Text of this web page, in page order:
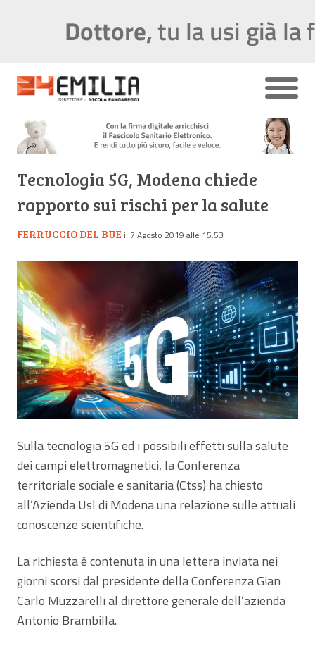
Tecnologia 5G, Modena chiede
rapporto sui rischi per la salute
FERRUCCIO DEL BUE il 7 Agosto 2019 alle 15:53
Sulla tecnologia 5G ed i possibili effetti sulla salute
dei campi elettromagnetici, la Conferenza
territoriale sociale e sanitaria (Ctss) ha chiesto
all’Azienda Usl di Modena una relazione sulle attuali
conoscenze scientifiche.
La richiesta è contenuta in una lettera inviata nei
giorni scorsi dal presidente della Conferenza Gian
Carlo Muzzarelli al direttore generale dell’azienda
Antonio Brambilla.